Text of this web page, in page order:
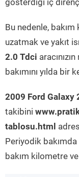
gösterdiği iç
Bu nedenle,
uzatmak ve yakıt
2.0 Tdci
bakımını yılda bir
2009 Ford Galaxy
takibini
tablosu.html
Periyodik
bakım kilometre